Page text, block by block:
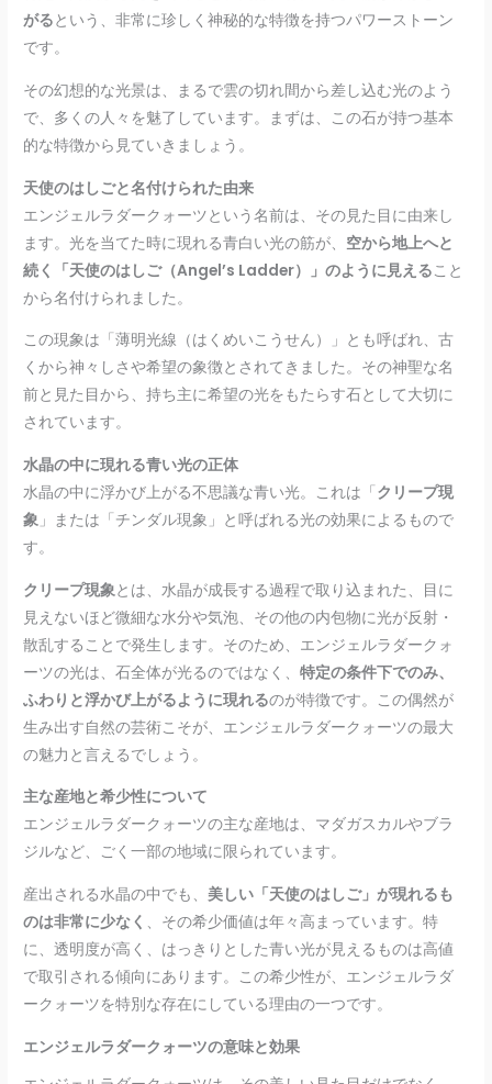
がるという、非常に珍しく神秘的な特徴を持つパワーストーン
です。
その幻想的な光景は、まるで雲の切れ間から差し込む光のよう
で、多くの人々を魅了しています。まずは、この石が持つ基本
的な特徴から見ていきましょう。
天使のはしごと名付けられた由来
エンジェルラダークォーツという名前は、その見た目に由来し
ます。光を当てた時に現れる青白い光の筋が、 空から地上へと
続く「天使のはしご（Angel’s Ladder）」のように見えること
から名付けられました。
この現象は「薄明光線（はくめいこうせん）」とも呼ばれ、古
くから神々しさや希望の象徴とされてきました。その神聖な名
前と見た目から、持ち主に希望の光をもたらす石として大切に
されています。
水晶の中に現れる青い光の正体
水晶の中に浮かび上がる不思議な青い光。これは「クリープ現
象」または「チンダル現象」と呼ばれる光の効果によるもので
す。
クリープ現象とは、水晶が成長する過程で取り込まれた、目に
見えないほど微細な水分や気泡、その他の内包物に光が反射・
散乱することで発生します。そのため、エンジェルラダークォ
ーツの光は、石全体が光るのではなく、特定の条件下でのみ、
ふわりと浮かび上がるように現れるのが特徴です。この偶然が
生み出す自然の芸術こそが、エンジェルラダークォーツの最大
の魅力と言えるでしょう。
主な産地と希少性について
エンジェルラダークォーツの主な産地は、マダガスカルやブラ
ジルなど、ごく一部の地域に限られています。
産出される水晶の中でも、美しい「天使のはしご」が現れるも
のは非常に少なく 、その希少価値は年々高まっています。特
に、透明度が高く、はっきりとした青い光が見えるものは高値
で取引される傾向にあります。この希少性が、エンジェルラダ
ークォーツを特別な存在にしている理由の一つです。
エンジェルラダークォーツの意味と効果